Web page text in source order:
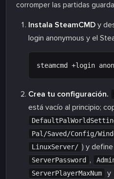
corromper las partidas
Instala SteamCMD y
login anonymous y el
Crea tu configuración.
está vacío al principio;
Pal/Saved/Config/
LinuxServer/ ) y define
ServerPassword ,
ServerPlayerMaxNum y